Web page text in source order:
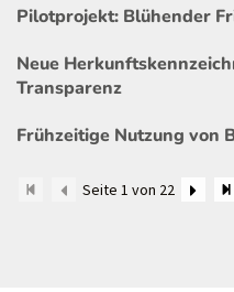
Pilotprojekt: Blühender
Neue
Transparenz
Frühzeitige Nutzung von
Seite 1 von 22